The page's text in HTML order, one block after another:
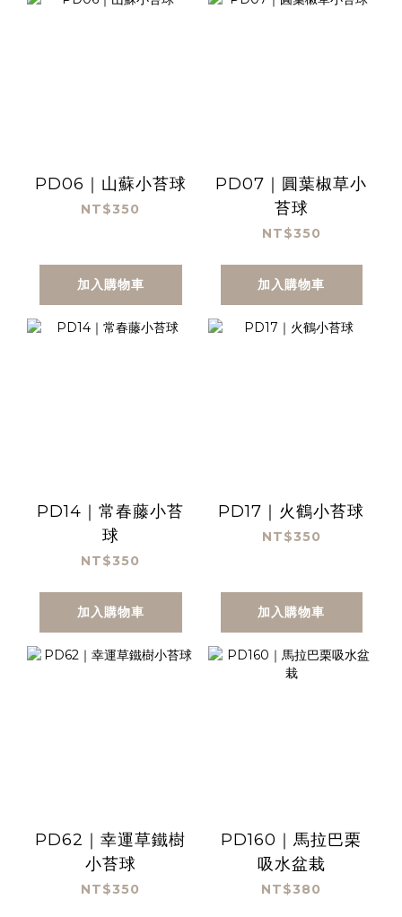
PD06｜山蘇小苔球
NT$350
加入購物車
PD07｜圓葉椒草小
苔球
NT$350
加入購物車
PD14｜常春藤小苔
球
NT$350
加入購物車
PD17｜火鶴小苔球
NT$350
加入購物車
PD62｜幸運草鐵樹
小苔球
NT$350
PD160｜馬拉巴栗
吸水盆栽
NT$380